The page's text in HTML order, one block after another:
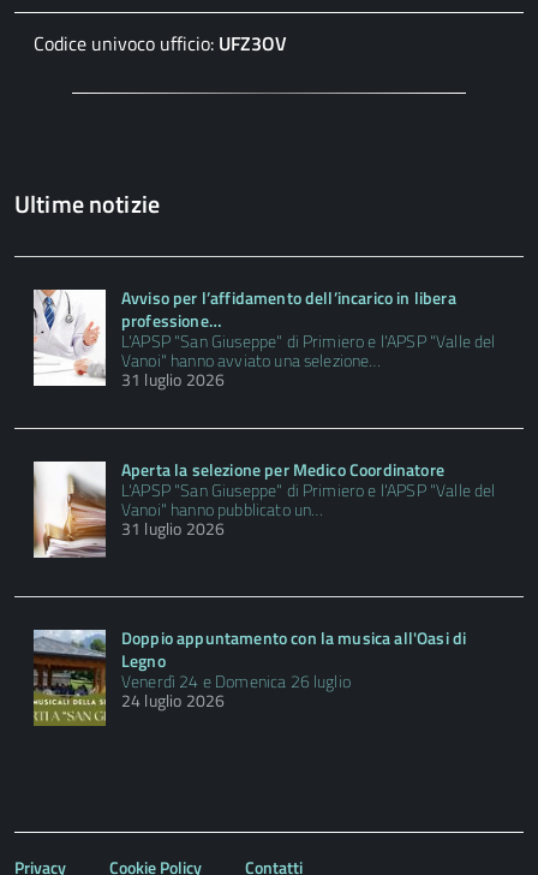
Codice univoco ufficio: UFZ3OV
Ultime notizie
Avviso per l’affidamento dell’incarico in libera
professione…
L'APSP "San Giuseppe" di Primiero e l'APSP "Valle del
Vanoi" hanno avviato una selezione…
31 luglio 2026
Aperta la selezione per Medico Coordinatore
L'APSP "San Giuseppe" di Primiero e l'APSP "Valle del
Vanoi" hanno pubblicato un…
31 luglio 2026
Doppio appuntamento con la musica all'Oasi di
Legno
Venerdì 24 e Domenica 26 luglio
24 luglio 2026
Privacy Cookie Policy Contatti